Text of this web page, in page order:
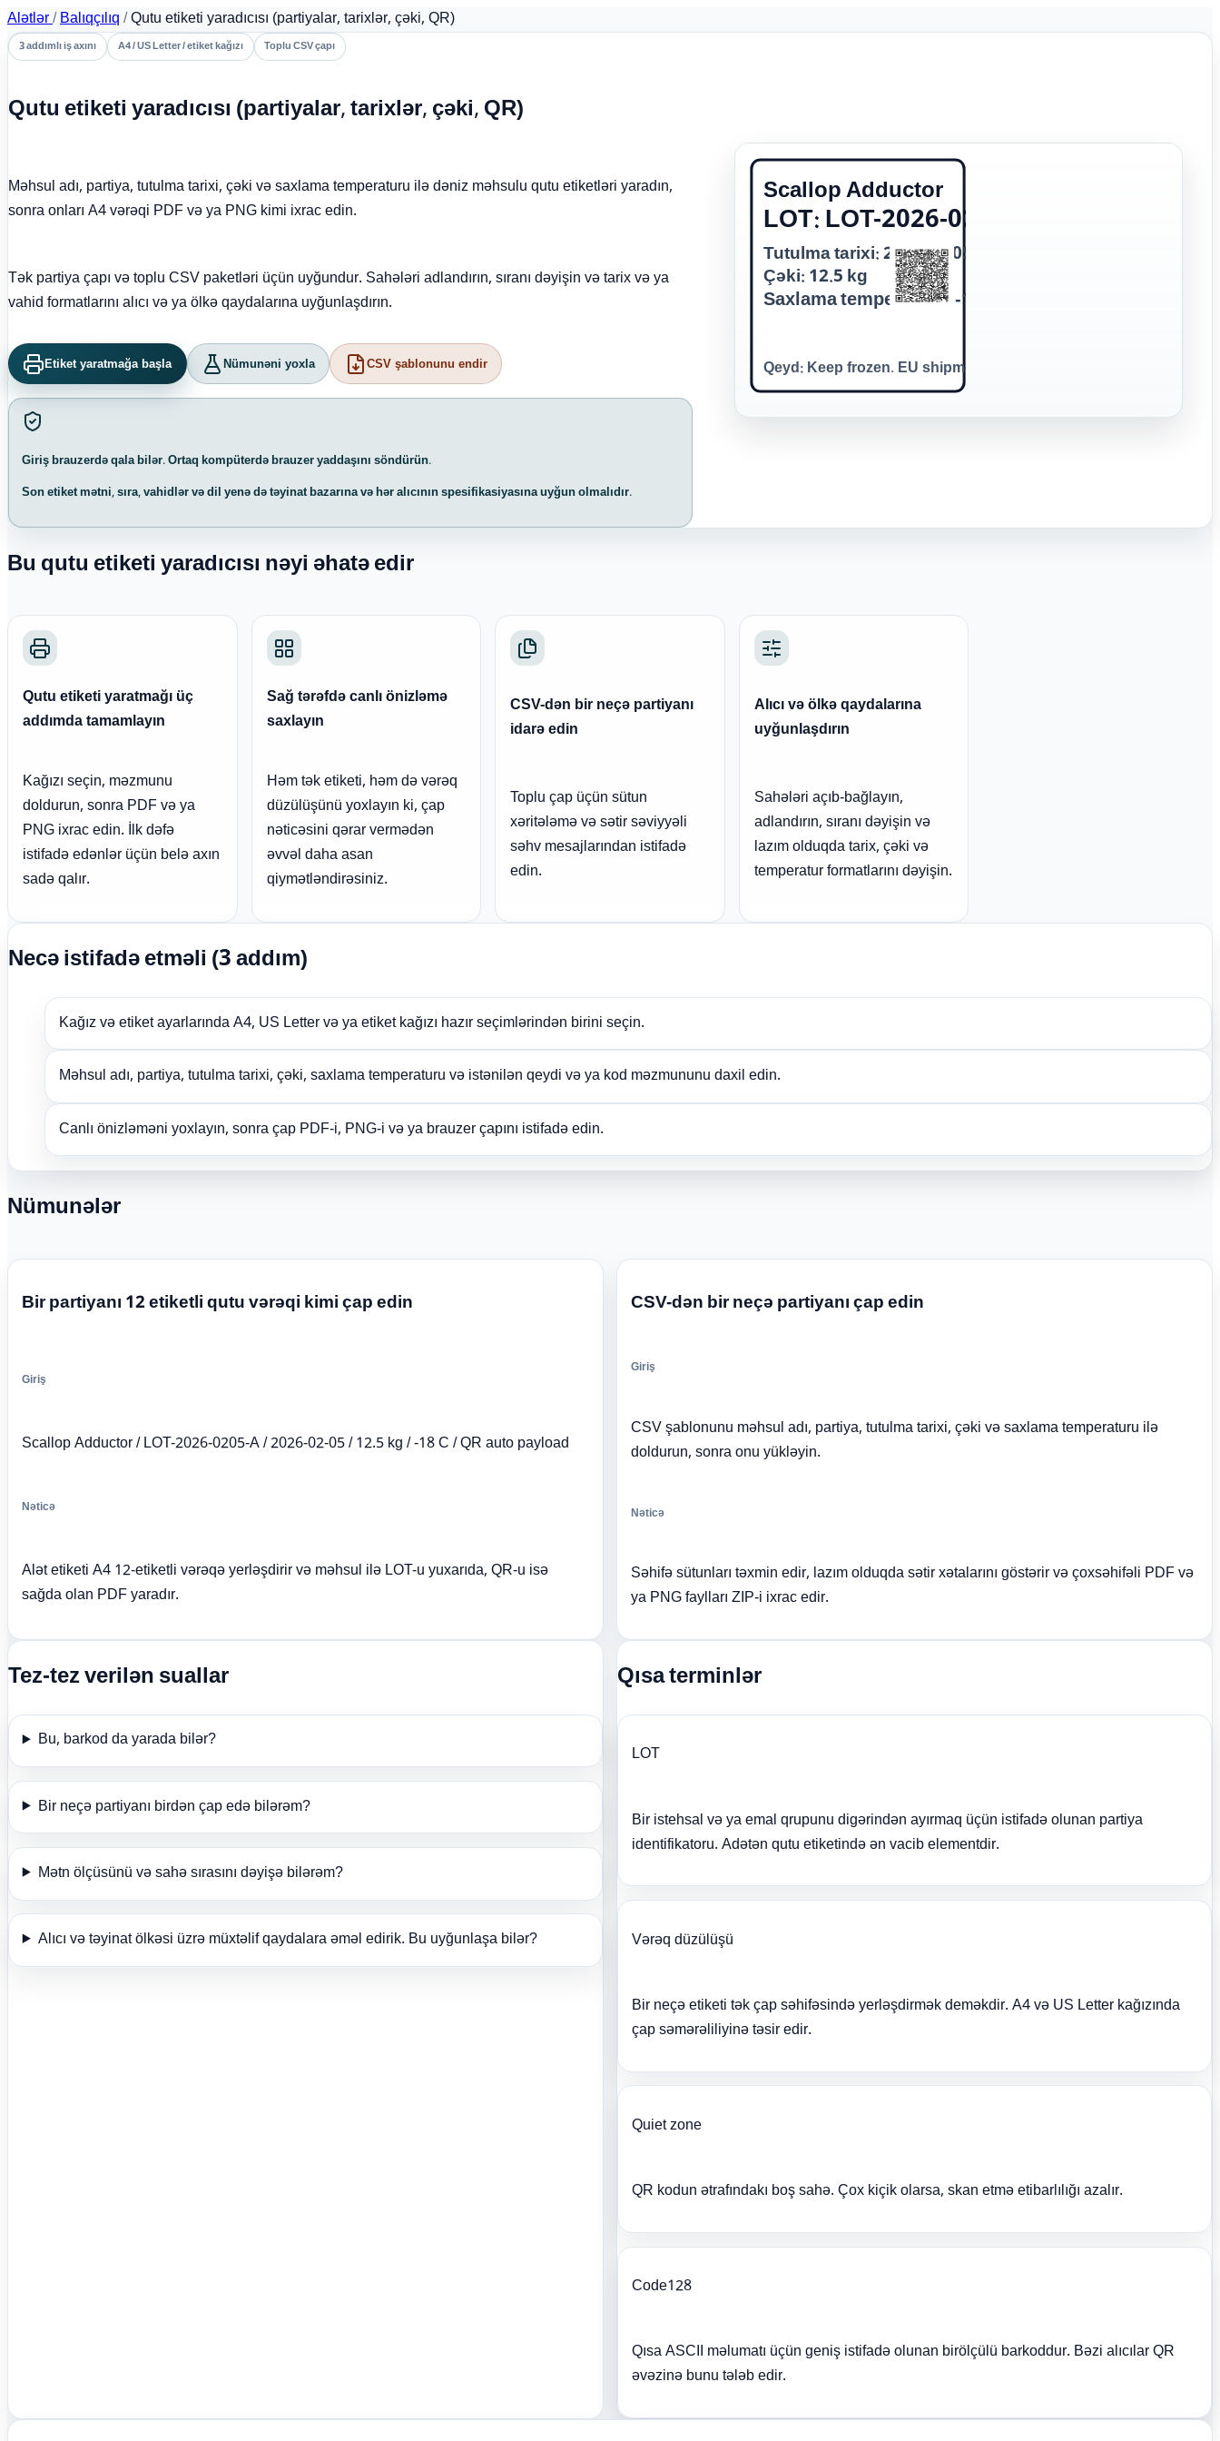
Alətlər/Balıqçılıq/Qutu etiketi yaradıcısı (partiyalar, tarixlər, çəki, QR)
3 addımlı iş axını A4 / US Letter / etiket kağızı Toplu CSV çapı
Qutu etiketi yaradıcısı (partiyalar, tarixlər, çəki, QR)
Məhsul adı, partiya, tutulma tarixi, çəki və saxlama temperaturu ilə dəniz məhsulu qutu etiketləri yaradın,
sonra onları A4 vərəqi PDF və ya PNG kimi ixrac edin.
Tək partiya çapı və toplu CSV paketləri üçün uyğundur. Sahələri adlandırın, sıranı dəyişin və tarix və ya
vahid formatlarını alıcı və ya ölkə qaydalarına uyğunlaşdırın.
Etiket yaratmağa başla Nümunəni yoxla CSV şablonunu endir
Giriş brauzerdə qala bilər. Ortaq kompüterdə brauzer yaddaşını söndürün.
Son etiket mətni, sıra, vahidlər və dil yenə də təyinat bazarına və hər alıcının spesifikasiyasına uyğun olmalıdır.
Scallop Adductor
LOT: LOT-2026-0205-A
Tutulma tarixi: 2026/02/05
Çəki: 12.5 kg
Saxlama temperaturu: -18 ℃
Qeyd: Keep frozen. EU shipment.
Bu qutu etiketi yaradıcısı nəyi əhatə edir
Qutu etiketi yaratmağı üç
addımda tamamlayın
Kağızı seçin, məzmunu
doldurun, sonra PDF və ya
PNG ixrac edin. İlk dəfə
istifadə edənlər üçün belə axın
sadə qalır.
Sağ tərəfdə canlı önizləmə
saxlayın
Həm tək etiketi, həm də vərəq
düzülüşünü yoxlayın ki, çap
nəticəsini qərar vermədən
əvvəl daha asan
qiymətləndirəsiniz.
CSV-dən bir neçə partiyanı
idarə edin
Toplu çap üçün sütun
xəritələmə və sətir səviyyəli
səhv mesajlarından istifadə
edin.
Alıcı və ölkə qaydalarına
uyğunlaşdırın
Sahələri açıb-bağlayın,
adlandırın, sıranı dəyişin və
lazım olduqda tarix, çəki və
temperatur formatlarını dəyişin.
Necə istifadə etməli (3 addım)
Kağız və etiket ayarlarında A4, US Letter və ya etiket kağızı hazır seçimlərindən birini seçin.
Məhsul adı, partiya, tutulma tarixi, çəki, saxlama temperaturu və istənilən qeydi və ya kod məzmununu daxil edin.
Canlı önizləməni yoxlayın, sonra çap PDF-i, PNG-i və ya brauzer çapını istifadə edin.
Nümunələr
Bir partiyanı 12 etiketli qutu vərəqi kimi çap edin
Giriş
Scallop Adductor / LOT-2026-0205-A / 2026-02-05 / 12.5 kg / -18 C / QR auto payload
Nəticə
Alət etiketi A4 12-etiketli vərəqə yerləşdirir və məhsul ilə LOT-u yuxarıda, QR-u isə
sağda olan PDF yaradır.
CSV-dən bir neçə partiyanı çap edin
Giriş
CSV şablonunu məhsul adı, partiya, tutulma tarixi, çəki və saxlama temperaturu ilə
doldurun, sonra onu yükləyin.
Nəticə
Səhifə sütunları təxmin edir, lazım olduqda sətir xətalarını göstərir və çoxsəhifəli PDF və
ya PNG faylları ZIP-i ixrac edir.
Tez-tez verilən suallar
Bu, barkod da yarada bilər?
Bir neçə partiyanı birdən çap edə bilərəm?
Mətn ölçüsünü və sahə sırasını dəyişə bilərəm?
Alıcı və təyinat ölkəsi üzrə müxtəlif qaydalara əməl edirik. Bu uyğunlaşa bilər?
Qısa terminlər
LOT
Bir istehsal və ya emal qrupunu digərindən ayırmaq üçün istifadə olunan partiya
identifikatoru. Adətən qutu etiketində ən vacib elementdir.
Vərəq düzülüşü
Bir neçə etiketi tək çap səhifəsində yerləşdirmək deməkdir. A4 və US Letter kağızında
çap səmərəliliyinə təsir edir.
Quiet zone
QR kodun ətrafındakı boş sahə. Çox kiçik olarsa, skan etmə etibarlılığı azalır.
Code128
Qısa ASCII məlumatı üçün geniş istifadə olunan birölçülü barkoddur. Bəzi alıcılar QR
əvəzinə bunu tələb edir.